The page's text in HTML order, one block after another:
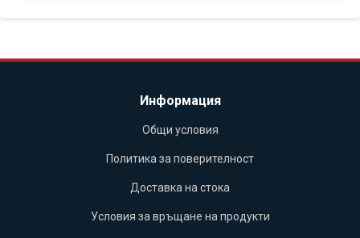
Информация
Общи условия
Политика за поверителност
Доставка на стока
Условия за връщане на продукти